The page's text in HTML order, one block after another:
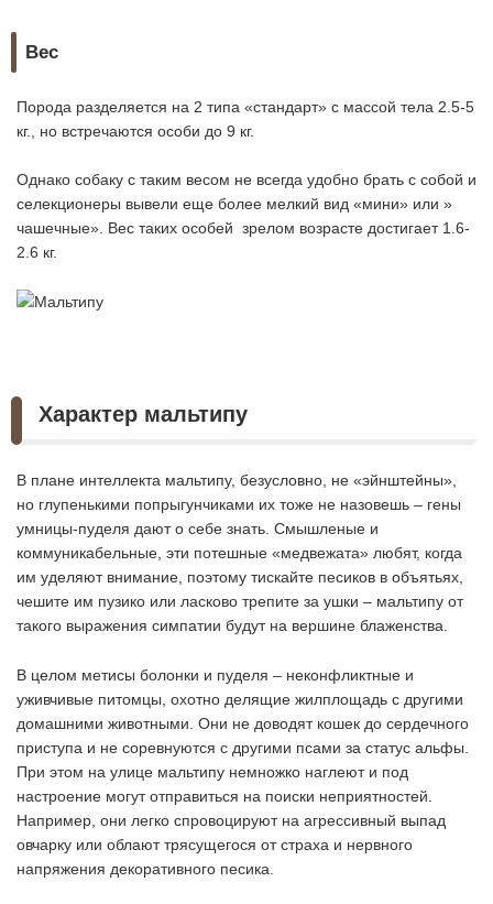
Вес
Порода разделяется на 2 типа «стандарт» с массой тела 2.5-5
кг., но встречаются особи до 9 кг.
Однако собаку с таким весом не всегда удобно брать с собой и
селекционеры вывели еще более мелкий вид «мини» или »
чашечные». Вес таких особей зрелом возрасте достигает 1.6-
2.6 кг.
Характер мальтипу
В плане интеллекта мальтипу, безусловно, не «эйнштейны»,
но глупенькими попрыгунчиками их тоже не назовешь – гены
умницы-пуделя дают о себе знать. Смышленые и
коммуникабельные, эти потешные «медвежата» любят, когда
им уделяют внимание, поэтому тискайте песиков в объятьях,
чешите им пузико или ласково трепите за ушки – мальтипу от
такого выражения симпатии будут на вершине блаженства.
В целом метисы болонки и пуделя – неконфликтные и
уживчивые питомцы, охотно делящие жилплощадь с другими
домашними животными. Они не доводят кошек до сердечного
приступа и не соревнуются с другими псами за статус альфы.
При этом на улице мальтипу немножко наглеют и под
настроение могут отправиться на поиски неприятностей.
Например, они легко спровоцируют на агрессивный выпад
овчарку или облают трясущегося от страха и нервного
напряжения декоративного песика.